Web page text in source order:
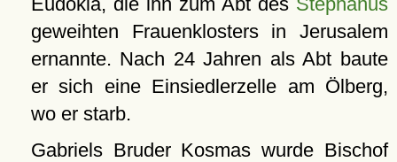
geweihten Frauenklosters in Jerusalem
ernannte. Nach 24 Jahren als Abt baute
er sich eine Einsiedlerzelle am Ölberg,
wo er starb.
Gabriels Bruder Kosmas wurde Bischof